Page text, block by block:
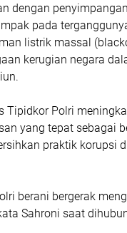
dengan
pada
listrik massal
kerugian negara
Tipidkor Polri
yang tepat sebagai
praktik korupsi
berani bergerak
Sahroni saat